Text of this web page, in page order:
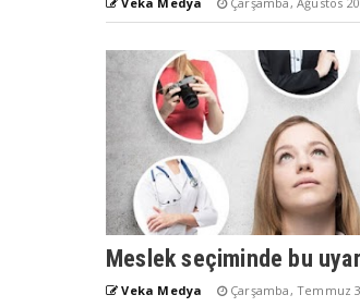
Meslek seçiminde bu
Veka Medya Çarşamba, Temmuz